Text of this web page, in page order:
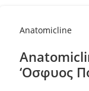
Anatomicline
‘Οσφυος